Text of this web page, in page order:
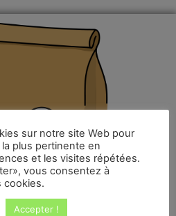
sur notre site Web pour
plus pertinente en
et les visites répétées.
vous consentez à
cookies.
Accepter !